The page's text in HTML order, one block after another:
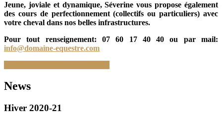
Jeune, joviale et dynamique, Séverine vous propose également
des cours de perfectionnement (collectifs ou particuliers) avec
votre cheval dans nos belles infrastructures.
Pour tout renseignement: 07 60 17 40 40 ou par mail:
info@domaine-equestre.com
News
Hiver 2020-21